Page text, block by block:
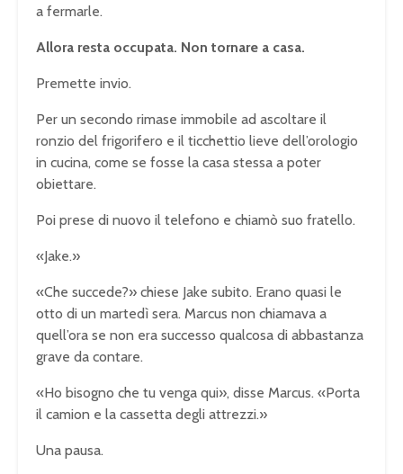
a fermarle.
Allora resta occupata. Non tornare a casa.
Premette invio.
Per un secondo rimase immobile ad ascoltare il
ronzio del frigorifero e il ticchettio lieve dell’orologio
in cucina, come se fosse la casa stessa a poter
obiettare.
Poi prese di nuovo il telefono e chiamò suo fratello.
«Jake.»
«Che succede?» chiese Jake subito. Erano quasi le
otto di un martedì sera. Marcus non chiamava a
quell’ora se non era successo qualcosa di abbastanza
grave da contare.
«Ho bisogno che tu venga qui», disse Marcus. «Porta
il camion e la cassetta degli attrezzi.»
Una pausa.